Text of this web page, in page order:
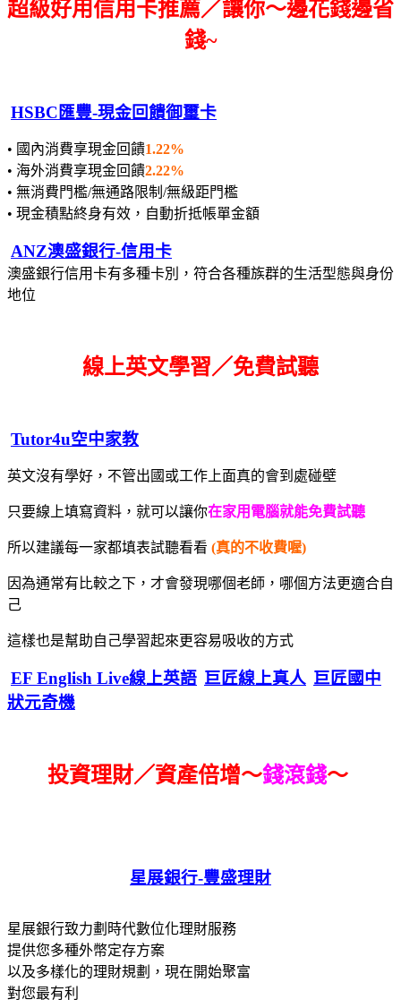
超級好用信用卡推薦／讓你～邊花錢邊省
錢~
HSBC匯豐-現金回饋御璽卡
• 國內消費享現金回饋1.22%
• 海外消費享現金回饋2.22%
• 無消費門檻/無通路限制/無級距門檻
• 現金積點終身有效，自動折抵帳單金額
ANZ澳盛銀行-信用卡
澳盛銀行信用卡有多種卡別，符合各種族群的生活型態與身份
地位
線上英文學習／免費試聽
Tutor4u空中家教
英文沒有學好，不管出國或工作上面真的會到處碰壁
只要線上填寫資料，就可以讓你在家用電腦就能免費試聽
所以建議每一家都填表試聽看看 (真的不收費喔)
因為通常有比較之下，才會發現哪個老師，哪個方法更適合自
己
這樣也是幫助自己學習起來更容易吸收的方式
EF English Live線上英語 巨匠線上真人 巨匠國中
狀元奇機
投資理財／資產倍增～錢滾錢～
星展銀行-豐盛理財
星展銀行致力劃時代數位化理財服務
提供您多種外幣定存方案
以及多樣化的理財規劃，現在開始聚富
對您最有利